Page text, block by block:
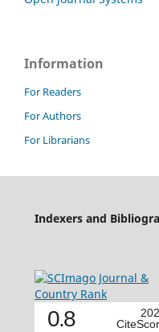
Information
For Readers
For Authors
For Librarians
Indexers and
0.8